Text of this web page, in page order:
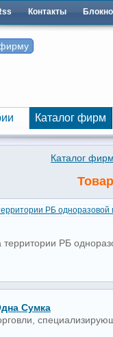
Контакты
Каталог фирм
Каталог фирм
РБ
Сумка